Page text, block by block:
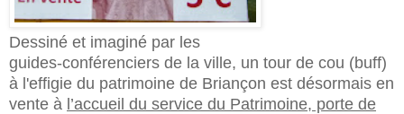
Dessiné et imaginé par les
guides-conférenciers de la ville, un tour de cou (buff)
à l'effigie du patrimoine de Briançon est désormais en
vente à l’accueil du service du Patrimoine, porte de